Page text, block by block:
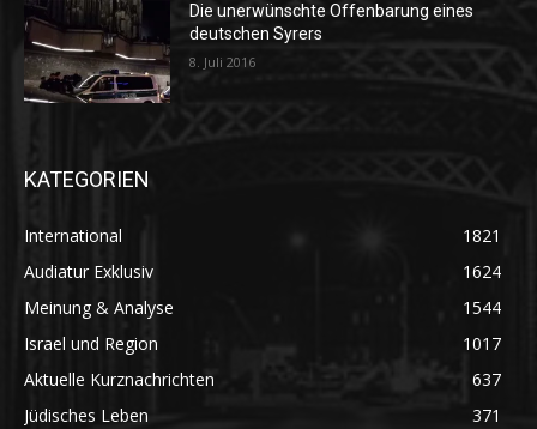
Die unerwünschte Offenbarung eines
deutschen Syrers
8. Juli 2016
KATEGORIEN
International
1821
Audiatur Exklusiv
1624
Meinung & Analyse
1544
Israel und Region
1017
Aktuelle Kurznachrichten
637
Jüdisches Leben
371